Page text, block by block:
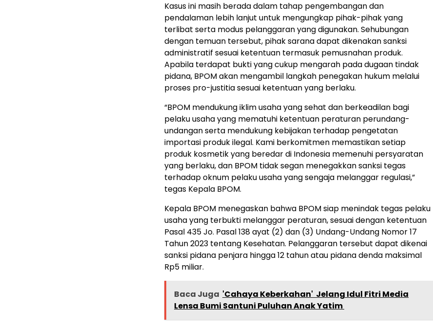
Kasus ini masih berada dalam tahap pengembangan dan
pendalaman lebih lanjut untuk mengungkap pihak-pihak yang
terlibat serta modus pelanggaran yang digunakan. Sehubungan
dengan temuan tersebut, pihak sarana dapat dikenakan sanksi
administratif sesuai ketentuan termasuk pemusnahan produk.
Apabila terdapat bukti yang cukup mengarah pada dugaan tindak
pidana, BPOM akan mengambil langkah penegakan hukum melalui
proses pro-justitia sesuai ketentuan yang berlaku.
“BPOM mendukung iklim usaha yang sehat dan berkeadilan bagi
pelaku usaha yang mematuhi ketentuan peraturan perundang-
undangan serta mendukung kebijakan terhadap pengetatan
importasi produk ilegal. Kami berkomitmen memastikan setiap
produk kosmetik yang beredar di Indonesia memenuhi persyaratan
yang berlaku, dan BPOM tidak segan menegakkan sanksi tegas
terhadap oknum pelaku usaha yang sengaja melanggar regulasi,”
tegas Kepala BPOM.
Kepala BPOM menegaskan bahwa BPOM siap menindak tegas pelaku
usaha yang terbukti melanggar peraturan, sesuai dengan ketentuan
Pasal 435 Jo. Pasal 138 ayat (2) dan (3) Undang-Undang Nomor 17
Tahun 2023 tentang Kesehatan. Pelanggaran tersebut dapat dikenai
sanksi pidana penjara hingga 12 tahun atau pidana denda maksimal
Rp5 miliar.
Baca Juga 'Cahaya Keberkahan' Jelang Idul Fitri Media
Lensa Bumi Santuni Puluhan Anak Yatim ‎